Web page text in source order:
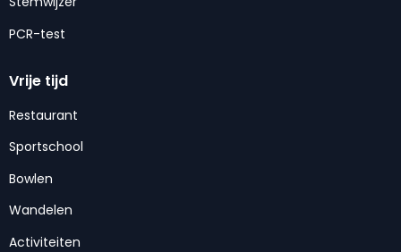
PCR-test
Vrije tijd
Restaurant
Sportschool
Bowlen
Wandelen
Activiteiten